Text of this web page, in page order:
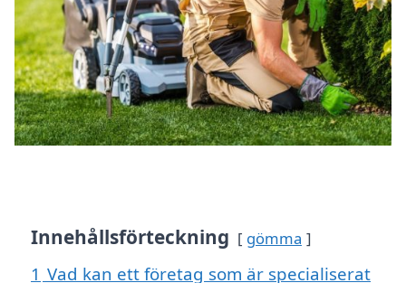
Innehållsförteckning gömma
1 Vad kan ett företag som är specialiserat